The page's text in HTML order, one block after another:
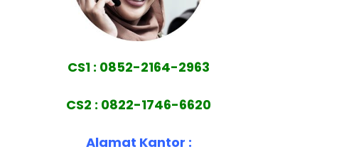
CS1 : 0852-2164-2963
CS2 : 0822-1746-6620
Alamat Kantor :